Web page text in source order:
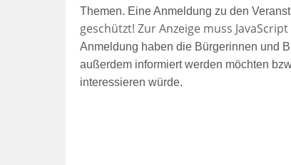
Themen. Eine Anmeldung zu den
geschützt! Zur Anzeige muss
Anmeldung haben die Bürgerinnen und
außerdem informiert werden möchten
interessieren würde.